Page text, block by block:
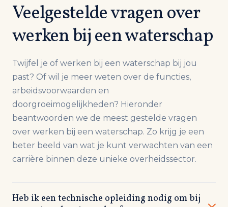
Veelgestelde vragen over
werken bij een waterschap
Twijfel je of werken bij een waterschap bij jou
past? Of wil je meer weten over de functies,
arbeidsvoorwaarden en
doorgroeimogelijkheden? Hieronder
beantwoorden we de meest gestelde vragen
over werken bij een waterschap. Zo krijg je een
beter beeld van wat je kunt verwachten van een
carrière binnen deze unieke overheidssector.
Heb ik een technische opleiding nodig om bij